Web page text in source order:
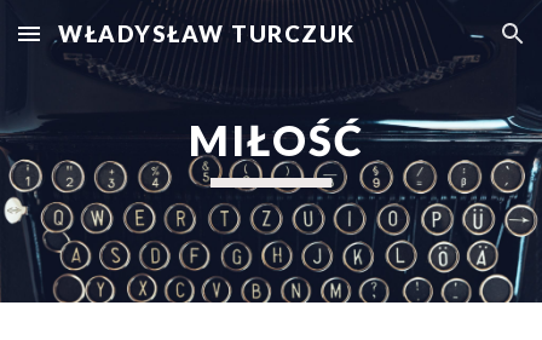
Skip to main content Skip to navigation
WŁADYSŁAW TURCZUK
MIŁOŚĆ